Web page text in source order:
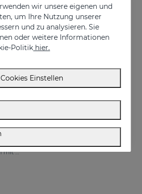
Hyaluronsäure-Serum mit dreifacher Wirkung für eine 3-mal höhere Hydratation
wir unsere eigenen und
um Ihre Nutzung unserer
und zu analysieren. Sie
oder weitere Informationen
Politik hier.
Cookies Einstellen